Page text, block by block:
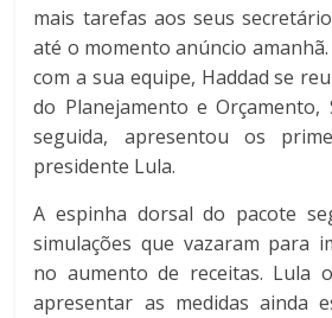
mais tarefas aos seus
até o momento anúncio
com a sua equipe, Haddad se
do Planejamento e Orçamento,
seguida, apresentou os
presidente Lula.
A espinha dorsal do pacote
simulações que vazaram para
no aumento de receitas. Lula
apresentar as medidas ainda